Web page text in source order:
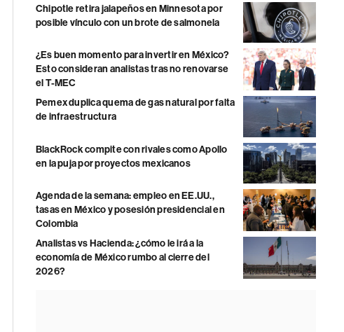
Chipotle retira jalapeños en Minnesota por
posible vínculo con un brote de salmonela
¿Es buen momento para invertir en México?
Esto consideran analistas tras no renovarse
el T-MEC
Pemex duplica quema de gas natural por falta
de infraestructura
BlackRock compite con rivales como Apollo
en la puja por proyectos mexicanos
Agenda de la semana: empleo en EE.UU.,
tasas en México y posesión presidencial en
Colombia
Analistas vs Hacienda: ¿cómo le irá a la
economía de México rumbo al cierre del
2026?